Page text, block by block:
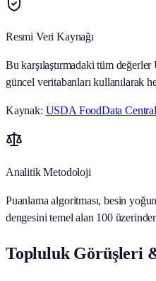
Resmi Veri Kaynağı
Bu karşılaştırmadaki tüm
güncel veritabanları kullanılarak
Kaynak: USDA FoodData Central
Analitik Metodoloji
Puanlama algoritması, besin
dengesini temel alan 100
Topluluk Görüşleri